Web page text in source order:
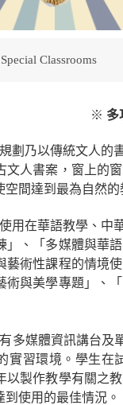
Classrooms
※ 多
規劃乃以傳統文人
文人書案，窗上的
間達到最為自然的
使用在華語教學、
」、「多媒體與華
藝術性課程的情境
術與美學專題」、
有多媒體資訊講台
實習環境。學生在
以製作教學有關之
使用的最佳情況。